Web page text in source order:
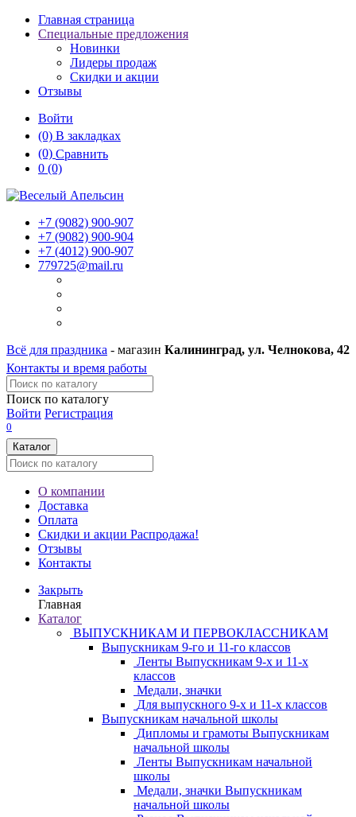
Главная страница
Специальные предложения
Новинки
Лидеры продаж
Скидки и акции
Отзывы
Войти
(0) В закладках
(0) Сравнить
0 (0)
+7 (9082) 900-907
+7 (9082) 900-904
+7 (4012) 900-907
779725@mail.ru
Всё для праздника - магазин Калининград, ул. Челнокова, 42
Контакты и время работы
Поиск по каталогу
Войти Регистрация
0
Каталог
О компании
Доставка
Оплата
Скидки и акции Распродажа!
Отзывы
Контакты
Закрыть
Главная
Каталог
ВЫПУСКНИКАМ И ПЕРВОКЛАССНИКАМ
Выпускникам 9-го и 11-го классов
Ленты Выпускникам 9-х и 11-х
классов
Медали, значки
Для выпускного 9-х и 11-х классов
Выпускникам начальной школы
Дипломы и грамоты Выпускникам
начальной школы
Ленты Выпускникам начальной
школы
Медали, значки Выпускникам
начальной школы